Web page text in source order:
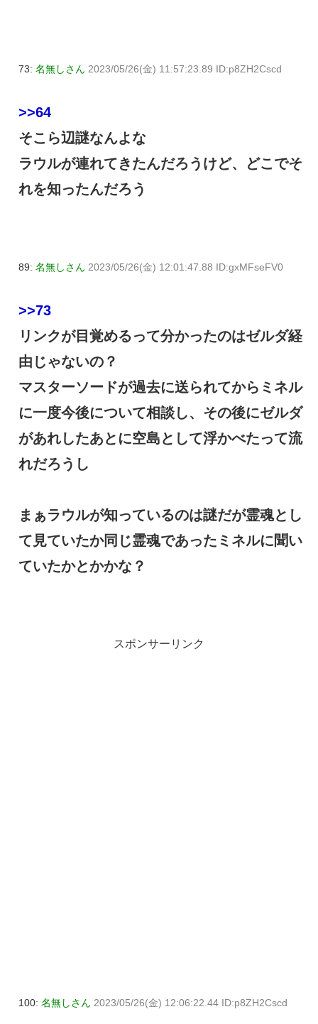
73: 名無しさん 2023/05/26(金) 11:57:23.89 ID:p8ZH2Cscd
>>64
そこら辺謎なんよな
ラウルが連れてきたんだろうけど、どこでそ
れを知ったんだろう
89: 名無しさん 2023/05/26(金) 12:01:47.88 ID:gxMFseFV0
>>73
リンクが目覚めるって分かったのはゼルダ経
由じゃないの？
マスターソードが過去に送られてからミネル
に一度今後について相談し、その後にゼルダ
があれしたあとに空島として浮かべたって流
れだろうし
まぁラウルが知っているのは謎だが霊魂とし
て見ていたか同じ霊魂であったミネルに聞い
ていたかとかかな？
スポンサーリンク
100: 名無しさん 2023/05/26(金) 12:06:22.44 ID:p8ZH2Cscd